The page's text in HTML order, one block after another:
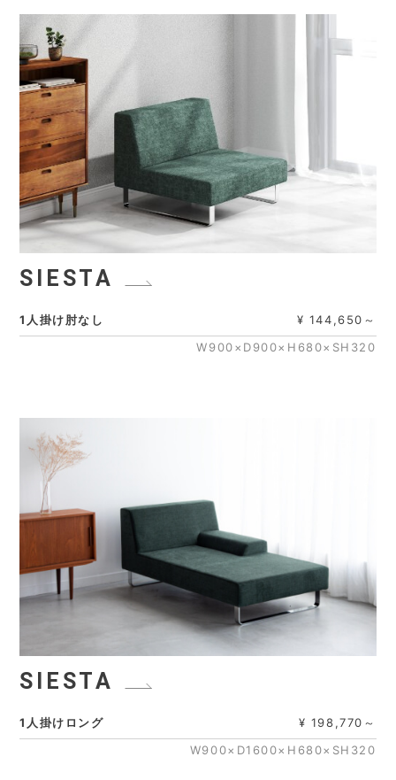
SIESTA
1人掛け肘なし
¥ 144,650～
W900×D900×H680×SH320
SIESTA
1人掛けロング
¥ 198,770～
W900×D1600×H680×SH320